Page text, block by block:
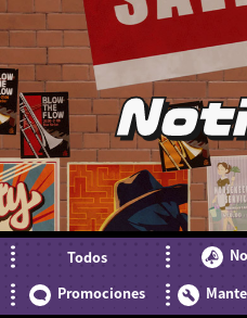
Todos
Promociones